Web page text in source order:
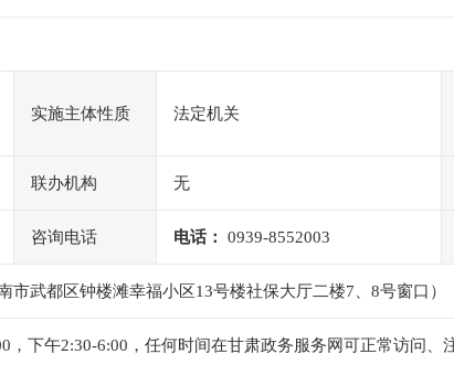
实施主体性质 法定机关
联办机构 无
咨询电话 电话： 0939-8552003
市武都区钟楼滩幸福小区13号楼社保大厅二楼7、8号窗口）
，下午2:30-6:00，任何时间在甘肃政务服务网可正常访问